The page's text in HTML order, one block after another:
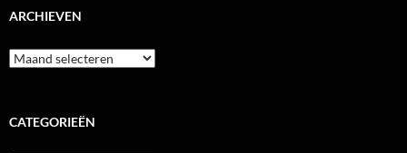
ARCHIEVEN
Archieven
CATEGORIEËN